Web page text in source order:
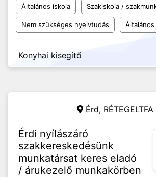
Általános iskola Szakiskola /
Nem szükséges nyelvtudás Általános
Konyhai kisegítő
Érd,
Érdi nyílászáró
szakkereskedésünk
munkatársat keres eladó
/ árukezelő munkakörben